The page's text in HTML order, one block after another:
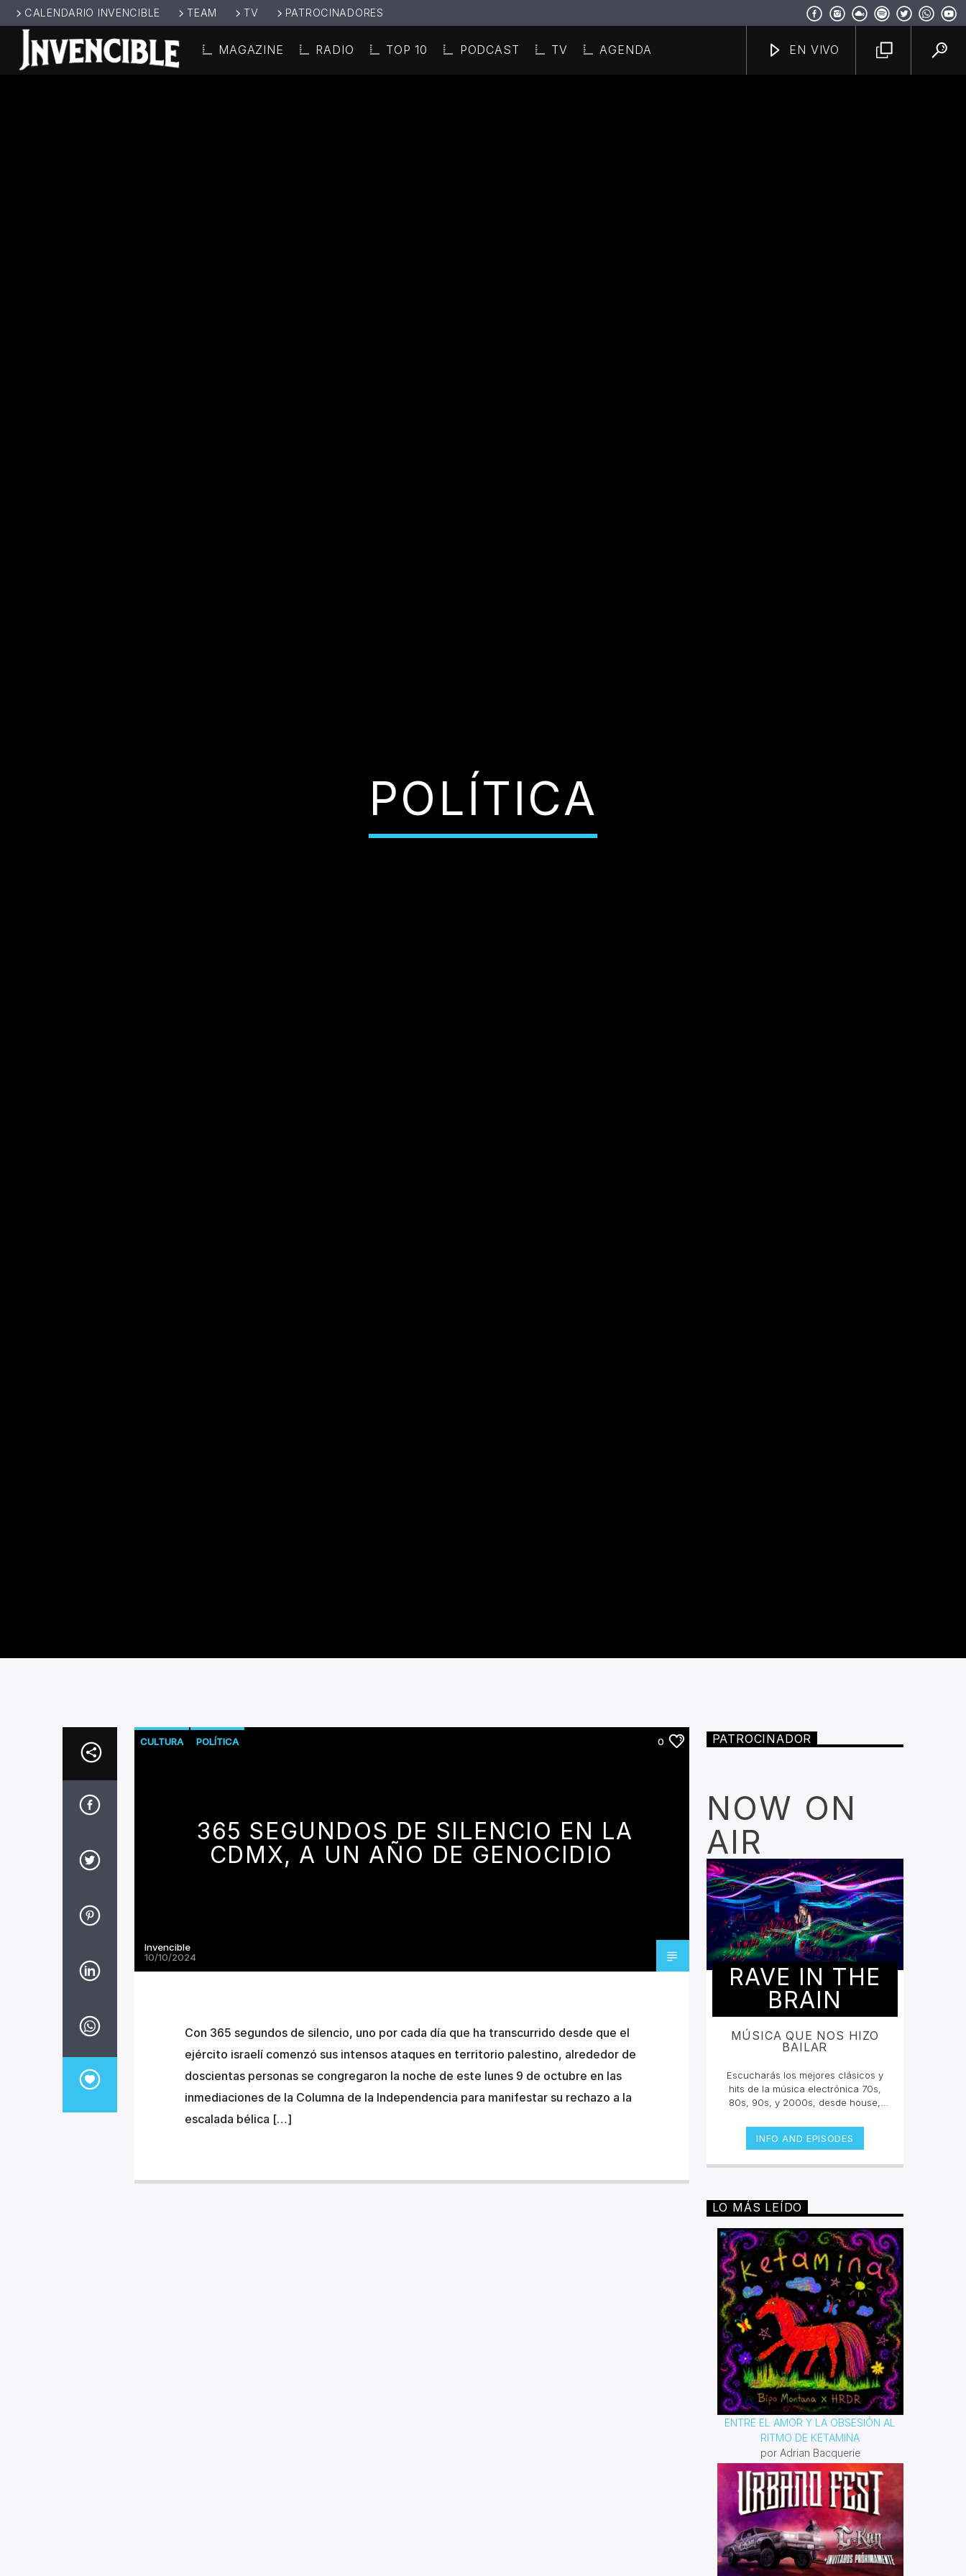
CALENDARIO INVENCIBLE TEAM TV PATROCINADORES
MAGAZINE RADIO TOP 10 PODCAST TV AGENDA EN VIVO
POLÍTICA
CULTURA POLÍTICA 0
365 SEGUNDOS DE SILENCIO EN LA
CDMX, A UN AÑO DE GENOCIDIO
Invencible
10/10/2024
Con 365 segundos de silencio, uno por cada día que ha transcurrido desde que el
ejército israelí comenzó sus intensos ataques en territorio palestino, alrededor de
doscientas personas se congregaron la noche de este lunes 9 de octubre en las
inmediaciones de la Columna de la Independencia para manifestar su rechazo a la
escalada bélica […]
PATROCINADOR
NOW ON
AIR
RAVE IN THE
BRAIN
MÚSICA QUE NOS HIZO
BAILAR
Escucharás los mejores clásicos y
hits de la música electrónica 70s,
80s, 90s, y 2000s, desde house,
más. Un encuentro musical con los
grandes djs de la historia con sus
electrónica tiene una historia sonora
pm | Viernes 10am a 12pm por
invencible.net
INFO AND EPISODES
LO MÁS LEÍDO
ENTRE EL AMOR Y LA OBSESIÓN AL
RITMO DE KETAMINA
por Adrian Bacquerie